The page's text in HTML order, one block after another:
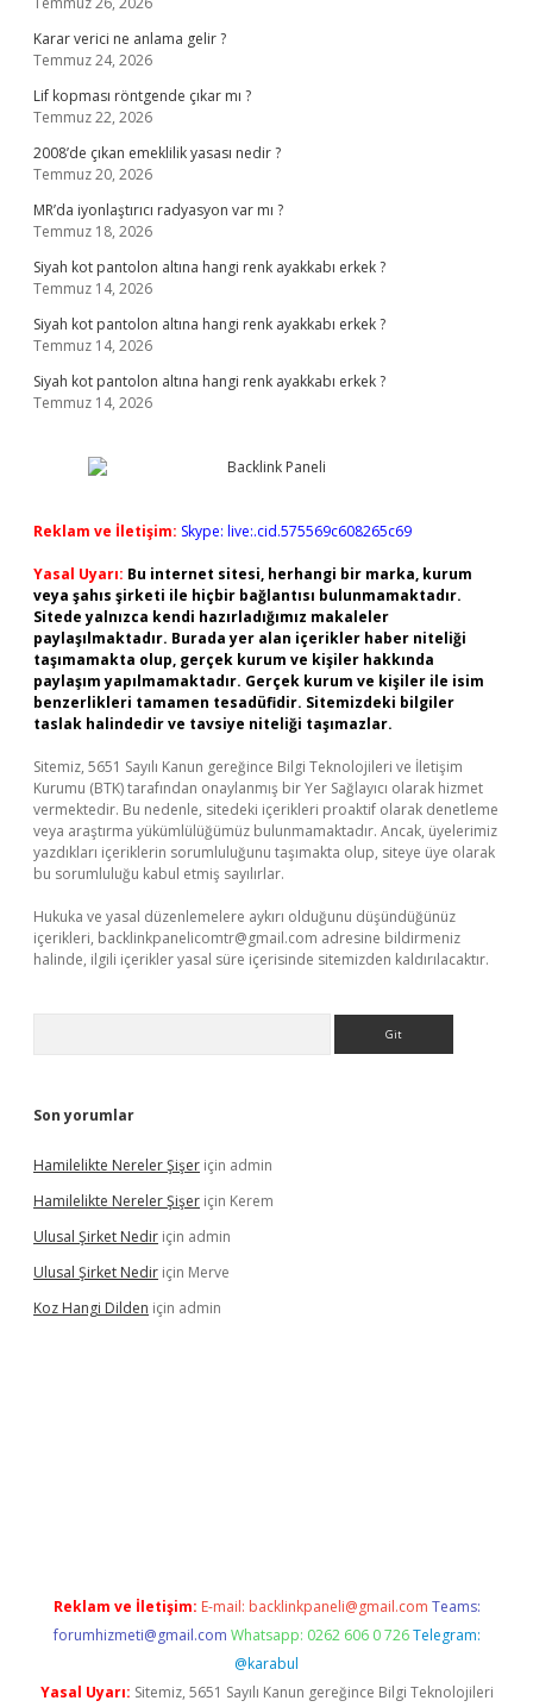
Karar verici ne anlama gelir ?
Temmuz 24, 2026
Lif kopması röntgende çıkar mı ?
Temmuz 22, 2026
2008’de çıkan emeklilik yasası nedir ?
Temmuz 20, 2026
MR’da iyonlaştırıcı radyasyon var mı ?
Temmuz 18, 2026
Siyah kot pantolon altına hangi renk ayakkabı erkek ?
Temmuz 14, 2026
Siyah kot pantolon altına hangi renk ayakkabı erkek ?
Temmuz 14, 2026
Siyah kot pantolon altına hangi renk ayakkabı erkek ?
Temmuz 14, 2026
Reklam ve İletişim: Skype: live:.cid.575569c608265c69
Yasal Uyarı: Bu internet sitesi, herhangi bir marka, kurum
veya şahıs şirketi ile hiçbir bağlantısı bulunmamaktadır.
Sitede yalnızca kendi hazırladığımız makaleler
paylaşılmaktadır. Burada yer alan içerikler haber niteliği
taşımamakta olup, gerçek kurum ve kişiler hakkında
paylaşım yapılmamaktadır. Gerçek kurum ve kişiler ile isim
benzerlikleri tamamen tesadüfidir. Sitemizdeki bilgiler
taslak halindedir ve tavsiye niteliği taşımazlar.
Sitemiz, 5651 Sayılı Kanun gereğince Bilgi Teknolojileri ve İletişim
Kurumu (BTK) tarafından onaylanmış bir Yer Sağlayıcı olarak hizmet
vermektedir. Bu nedenle, sitedeki içerikleri proaktif olarak denetleme
veya araştırma yükümlülüğümüz bulunmamaktadır. Ancak, üyelerimiz
yazdıkları içeriklerin sorumluluğunu taşımakta olup, siteye üye olarak
bu sorumluluğu kabul etmiş sayılırlar.
Hukuka ve yasal düzenlemelere aykırı olduğunu düşündüğünüz
içerikleri, backlinkpanelicomtr@gmail.com adresine bildirmeniz
halinde, ilgili içerikler yasal süre içerisinde sitemizden kaldırılacaktır.
Son yorumlar
Hamilelikte Nereler Şişer için admin
Hamilelikte Nereler Şişer için Kerem
Ulusal Şirket Nedir için admin
Ulusal Şirket Nedir için Merve
Koz Hangi Dilden için admin
Reklam ve İletişim: E-mail: backlinkpaneli@gmail.com Teams:
forumhizmeti@gmail.com Whatsapp: 0262 606 0 726 Telegram:
@karabul
Yasal Uyarı: Sitemiz, 5651 Sayılı Kanun gereğince Bilgi Teknolojileri